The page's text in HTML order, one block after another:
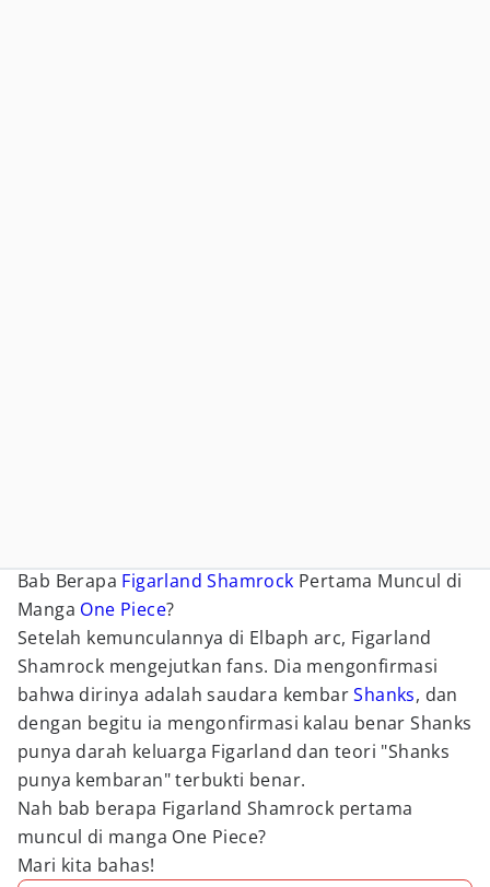
Bab Berapa Figarland Shamrock Pertama Muncul di
Manga One Piece?
Setelah kemunculannya di Elbaph arc, Figarland
Shamrock mengejutkan fans. Dia mengonfirmasi
bahwa dirinya adalah saudara kembarShanks, dan
dengan begitu ia mengonfirmasi kalau benar Shanks
punya darah keluarga Figarland dan teori "Shanks
punya kembaran" terbukti benar.
Nah bab berapa Figarland Shamrock pertama
muncul di manga One Piece?
Mari kita bahas!